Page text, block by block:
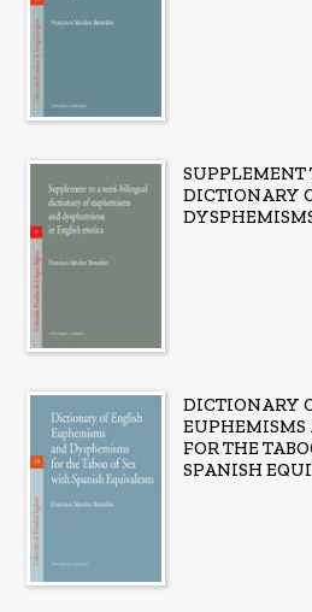
DICTIONARY
DICTIONARY
EUPHEMISMS
FOR THE
SPANISH